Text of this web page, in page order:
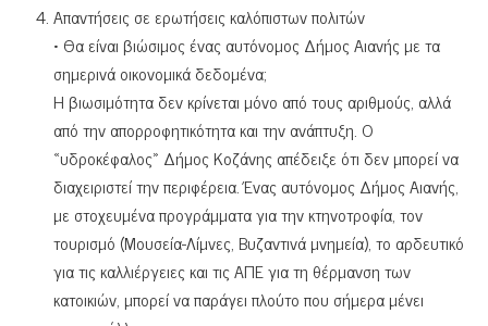
Απαντήσεις σε ερωτήσεις καλόπιστων πολιτών
• Θα είναι βιώσιμος ένας αυτόνομος Δήμος Αιανής με τα
σημερινά οικονομικά δεδομένα;
Η βιωσιμότητα δεν κρίνεται μόνο από τους αριθμούς, αλλά
από την απορροφητικότητα και την ανάπτυξη. Ο
«υδροκέφαλος» Δήμος Κοζάνης απέδειξε ότι δεν μπορεί να
διαχειριστεί την περιφέρεια. Ένας αυτόνομος Δήμος Αιανής,
με στοχευμένα προγράμματα για την κτηνοτροφία, τον
τουρισμό (Μουσεία-Λίμνες, Βυζαντινά μνημεία), το αρδευτικό
για τις καλλιέργειες και τις ΑΠΕ για τη θέρμανση των
κατοικιών, μπορεί να παράγει πλούτο που σήμερα μένει